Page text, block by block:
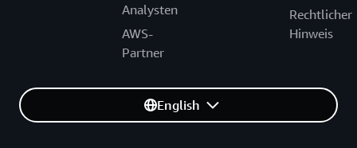
Analysten
AWS-
Partner
Rechtlicher
Hinweis
English